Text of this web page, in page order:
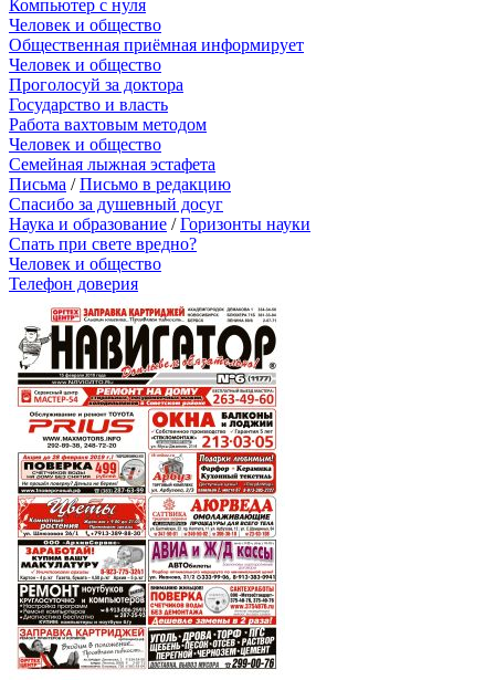
Компьютер с нуля
Человек и общество
Общественная приёмная информирует
Человек и общество
Проголосуй за доктора
Государство и власть
Работа вахтовым методом
Человек и общество
Семейная лыжная эстафета
Письма /Письмо в редакцию
Спасибо за душевный досуг
Наука и образование /Горизонты науки
Спать при свете вредно?
Человек и общество
Телефон доверия